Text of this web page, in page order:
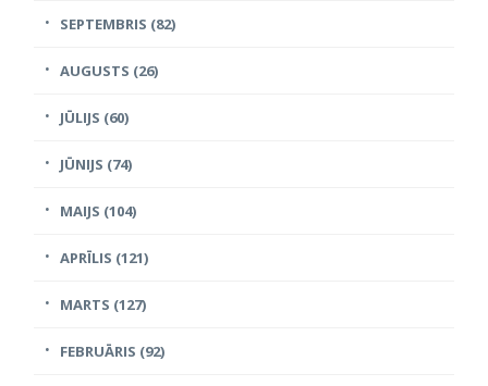
SEPTEMBRIS (82)
AUGUSTS (26)
JŪLIJS (60)
JŪNIJS (74)
MAIJS (104)
APRĪLIS (121)
MARTS (127)
FEBRUĀRIS (92)